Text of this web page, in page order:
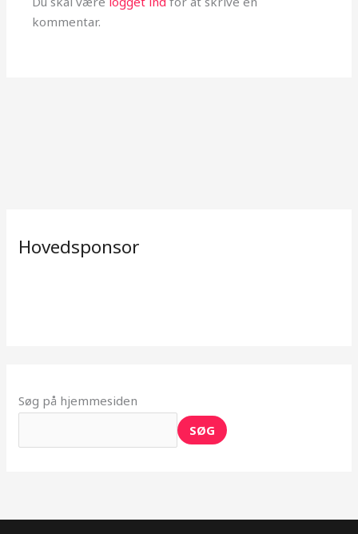
kommentar.
Hovedsponsor
Søg på hjemmesiden
SØG